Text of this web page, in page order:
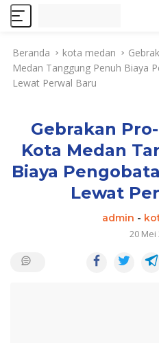
Beranda kota medan
Medan Tanggung Penuh Biaya
Lewat Perwal Baru
Gebrakan
Kota Medan
Biaya
Lewat
admin -
20 Mei